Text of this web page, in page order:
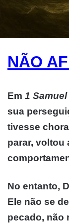
NÃO
Em 1 Samuel
sua
tivesse
parar, voltou
No entanto,
Ele não se
pecado, não